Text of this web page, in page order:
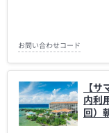
お問い合わせコード
【
内利
回）